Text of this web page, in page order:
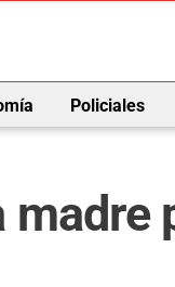
Policiales